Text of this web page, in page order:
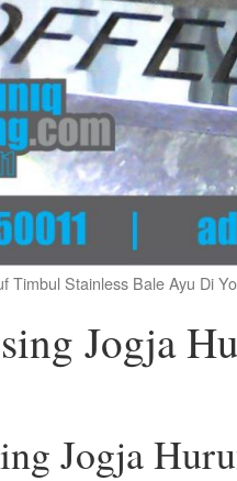
Timbul Stainless Bale Ayu Di
Jogja
Jogja